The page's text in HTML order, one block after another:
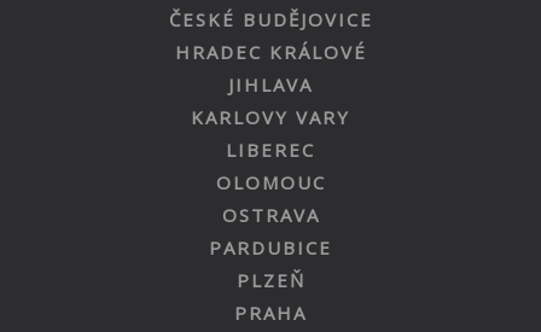
ČESKÉ BUDĚJOVICE
HRADEC KRÁLOVÉ
JIHLAVA
KARLOVY VARY
LIBEREC
OLOMOUC
OSTRAVA
PARDUBICE
PLZEŇ
PRAHA